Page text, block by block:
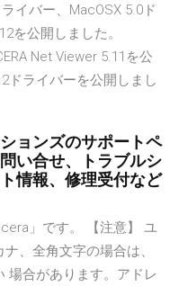
イバー、MacOSX 5.0ド
を公開しました。
Net Viewer 5.11を公
ドライバーを公開しまし
ョンズのサポートペ
い合せ、トラブルシ
情報、修理受付など
」です。 【注意】 ユ
、全角文字の場合は、
場合があります。アドレ